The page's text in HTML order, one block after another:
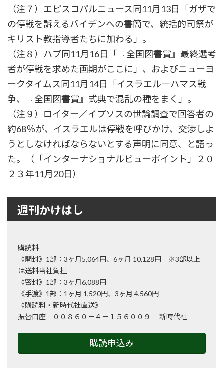
（注７）エピスコパルニュース同11月13日「ガザで
の停戦を訴えるバイデンへの書簡で、統括的司祭が
キリスト教指導者たちに加わる」。
（注８）ハブ同11月16日「『全国図書賞』最終選考
者が停戦を求めた画期がここに」、およびニューヨ
ークタイムス同11月14日「イスラエル―ハマス戦
争、『全国図書賞』式典で混乱の種をまく」。
（注９）ロイター／イプソスの世論調査で回答者の
約68％が、イスラエルは停戦を呼びかけ、交渉しよ
うとしなければならないとする声明に同意、と語っ
た。（「インターナショナルビューポイント」２０
２３年11月20日）
週刊かけはし
購読料
《開封》1部：3ヶ月5,064円、6ヶ月 10,128円 ※3部以上
は送料当社負担
《密封》1部：3ヶ月6,088円
《手渡》1部：1ヶ月 1,520円、3ヶ月 4,560円
《購読料・新時代社直送》
振替口座 ００８６０－４－１５６００９ 新時代社
購読申込み